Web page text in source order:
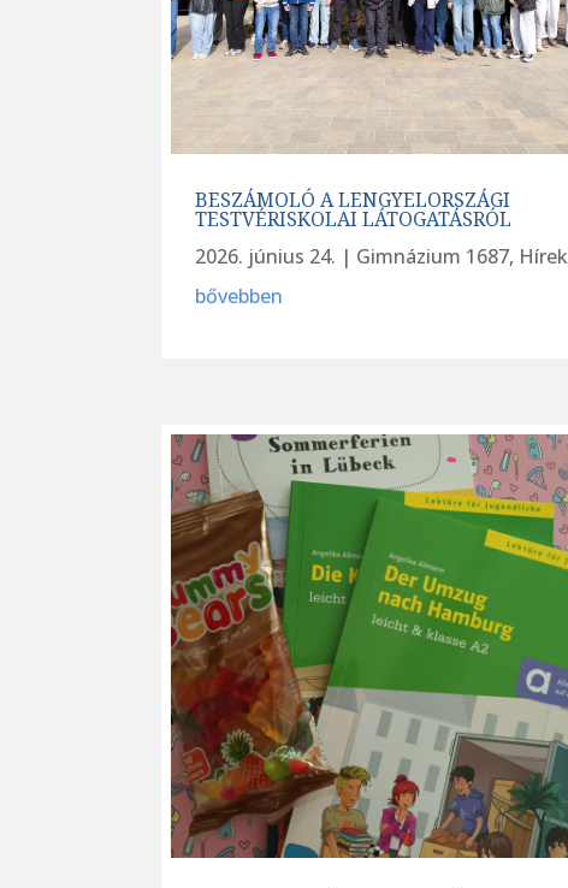
BESZÁMOLÓ A LENGYELORSZÁGI
TESTVÉRISKOLAI LÁTOGATÁSRÓL
2026. június 24. | Gimnázium 1687, Hírek
bővebben